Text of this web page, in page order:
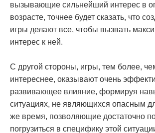
вызывающие сильнейший интерес в
возрасте, точнее будет сказать, что
игры делают все, чтобы вызвать
интерес к ней.
С другой стороны, игры, тем более,
интереснее, оказывают очень
развивающее влияние, формируя
ситуациях, не являющихся опасным
же время, позволяющие достаточно
погрузиться в специфику этой